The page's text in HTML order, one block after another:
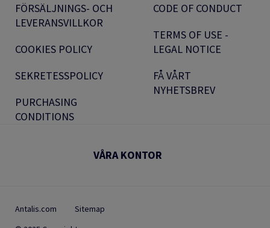
FÖRSÄLJNINGS- OCH
LEVERANSVILLKOR
COOKIES POLICY
SEKRETESSPOLICY
PURCHASING
CONDITIONS
CODE OF CONDUCT
TERMS OF USE -
LEGAL NOTICE
FÅ VÅRT
NYHETSBREV
VÅRA KONTOR
Antalis.com
Sitemap